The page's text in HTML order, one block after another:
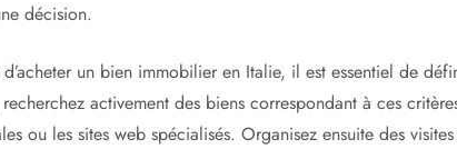
décision.
un bien immobilier en Italie, il est essentiel de
activement des biens correspondant à ces
ou les sites web spécialisés. Organisez ensuite des